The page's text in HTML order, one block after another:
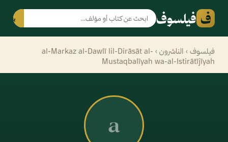
ف فيلسوف بحث
فيلسوف › الناشرون
› al-Markaz al-Dawlī lil-Dirāsāt al-
Mustaqbalīyah wa-al-Istirātījīyah
a